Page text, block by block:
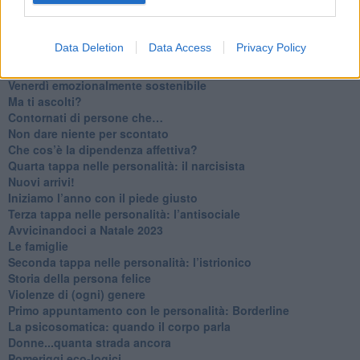
Data Deletion Data Access Privacy Policy
​Lasciate ai vostri figli il diritto di piangere
​Parole d’amore regalate al vento
​Saper pazientare
​Venerdì emozionalmente sostenibile
Ma ti ascolti?
Contornati di persone che…
Non dare niente per scontato
Che cos’è la dipendenza affettiva?
Quarta tappa nelle personalità: il narcisista
​Nuovi arrivi!
​Iniziamo l’anno con il piede giusto
​Terza tappa nelle personalità: l’antisociale
​Avvicinandoci a Natale 2023
Le famiglie
Seconda tappa nelle personalità: l’istrionico
​Storia della persona felice
Violenze di (ogni) genere
​Primo appuntamento con le personalità: Borderline
La psicosomatica: quando il corpo parla
Donne...quanta strada ancora